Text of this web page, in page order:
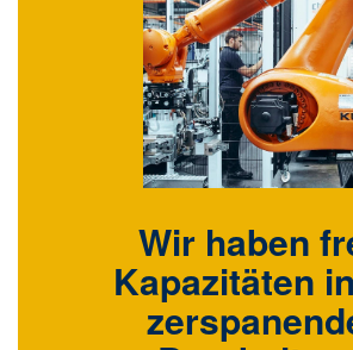
Wir haben
Kapazitäten